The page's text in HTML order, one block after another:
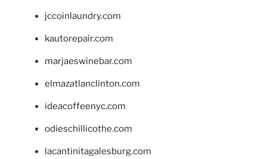
jccoinlaundry.com
kautorepair.com
marjaeswinebar.com
elmazatlanclinton.com
ideacoffeenyc.com
odieschillicothe.com
lacantinitagalesburg.com